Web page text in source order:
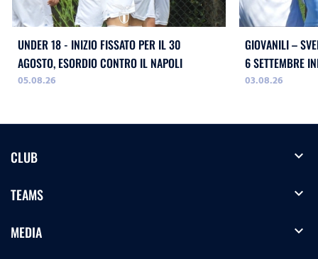
UNDER 18 - INIZIO FISSATO PER IL 30
AGOSTO, ESORDIO CONTRO IL NAPOLI
05.08.26
GIOVANILI –
03.08.26
CLUB expand_more
TEAMS expand_more
MEDIA expand_more